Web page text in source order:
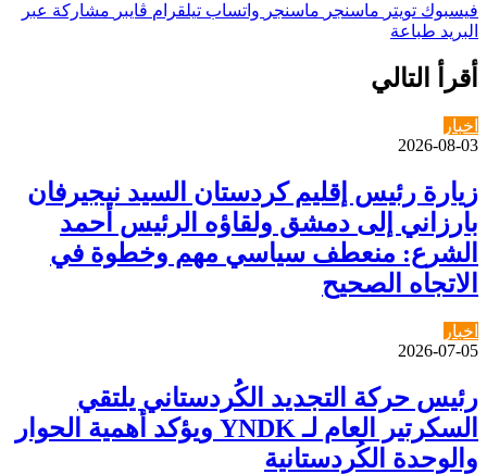
فيسبوك تويتر ماسنجر ماسنجر واتساب تيلقرام ڤايبر مشاركة عبر
البريد طباعة
أقرأ التالي
اخبار
2026-08-03
زيارة رئيس إقليم كردستان السيد نيجيرفان
بارزاني إلى دمشق ولقاؤه الرئيس أحمد
الشرع: منعطف سياسي مهم وخطوة في
الاتجاه الصحيح
اخبار
2026-07-05
رئيس حركة التجديد الكُردستاني يلتقي
السكرتير العام لـ YNDK ويؤكد أهمية الحوار
والوحدة الكُردستانية